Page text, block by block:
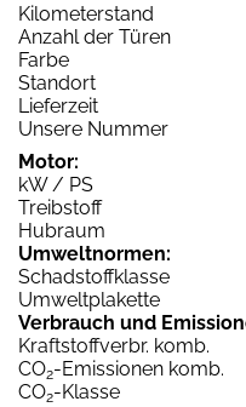
Kilometerstand
Anzahl der Türen
Farbe
Standort
Lieferzeit
Unsere Nummer
Motor:
kW / PS
Treibstoff
Hubraum
Umweltnormen:
Schadstoffklasse
Umweltplakette
Verbrauch und
Kraftstoffverbr. komb.
CO2-Emissionen komb.
CO2-Klasse